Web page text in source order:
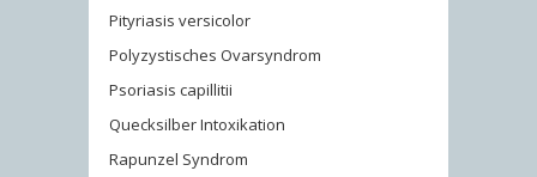
Pityriasis versicolor
Polyzystisches Ovarsyndrom
Psoriasis capillitii
Quecksilber Intoxikation
Rapunzel Syndrom